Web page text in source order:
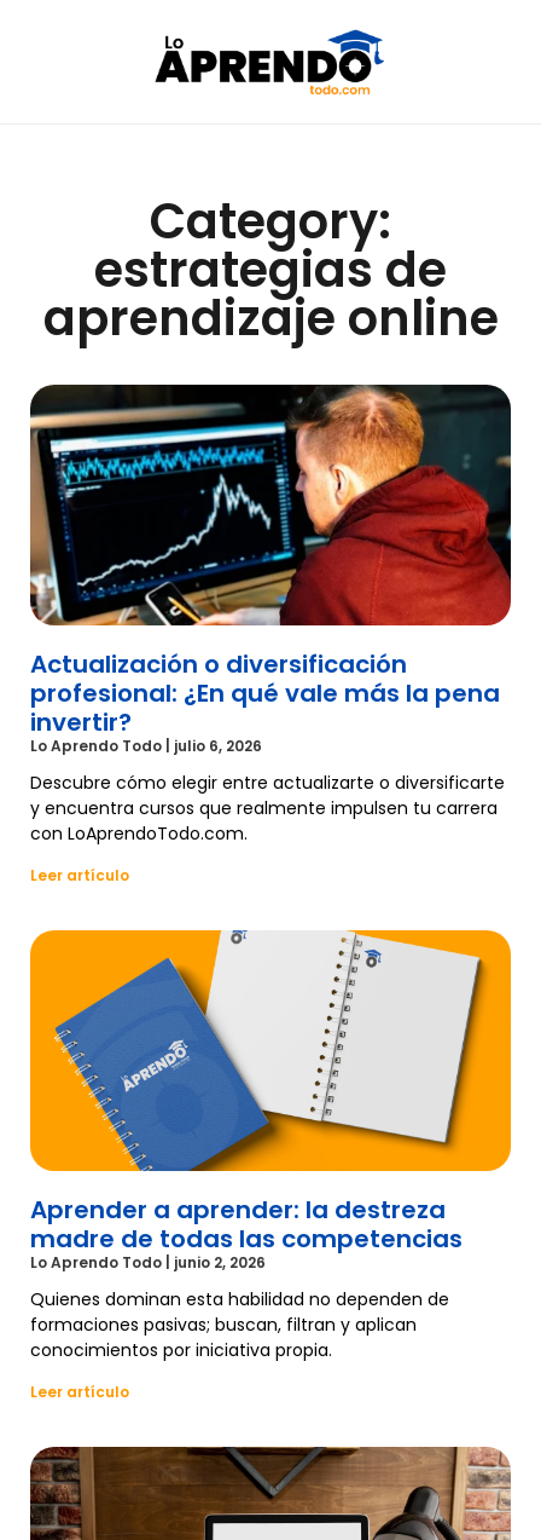
Category:
estrategias de
aprendizaje online
Actualización o diversificación
profesional: ¿En qué vale más la pena
invertir?
Lo Aprendo Todo julio 6, 2026
Descubre cómo elegir entre actualizarte o diversificarte
y encuentra cursos que realmente impulsen tu carrera
con LoAprendoTodo.com.
Leer artículo
Aprender a aprender: la destreza
madre de todas las competencias
Lo Aprendo Todo junio 2, 2026
Quienes dominan esta habilidad no dependen de
formaciones pasivas; buscan, filtran y aplican
conocimientos por iniciativa propia.
Leer artículo